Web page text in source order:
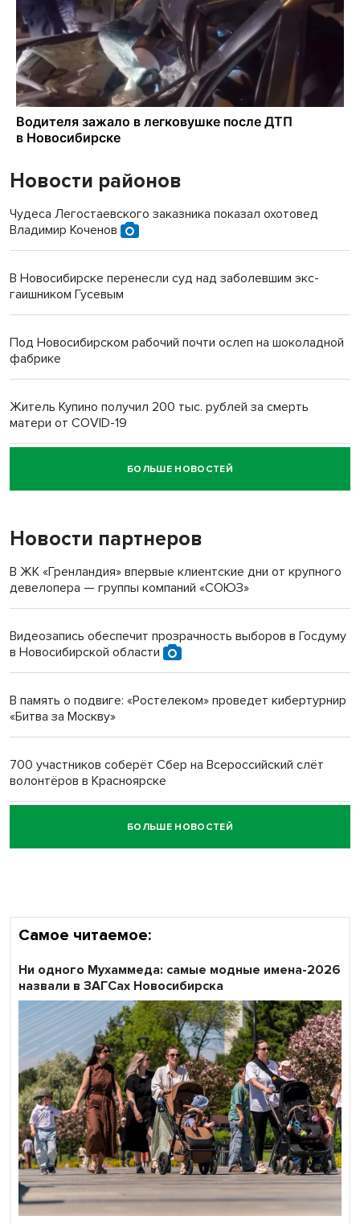
Новости районов
Чудеса Легостаевского заказника показал охотовед
Владимир Коченов
В Новосибирске перенесли суд над заболевшим экс-
гаишником Гусевым
Под Новосибирском рабочий почти ослеп на шоколадной
фабрике
Житель Купино получил 200 тыс. рублей за смерть
матери от COVID-19
Новосибирский суд наказал водителя за смерть
пенсионерки на вокзале
«Мы живём на пастбище!»: в новосибирском селе лошади
терроризируют жителей
Новосибирский преподаватель с женой вошли в топ-16
БОЛЬШЕ НОВОСТЕЙ
Новости партнеров
В ЖК «Гренландия» впервые клиентские дни от крупного
девелопера — группы компаний «СОЮЗ»
Видеозапись обеспечит прозрачность выборов в Госдуму
в Новосибирской области
В память о подвиге: «Ростелеком» проведет кибертурнир
«Битва за Москву»
700 участников соберёт Сбер на Всероссийский слёт
волонтёров в Красноярске
Честный выбор: видеонаблюдение обеспечит
объективность результатов ЕДГ в Новосибирской
БОЛЬШЕ НОВОСТЕЙ
Самое читаемое:
Ни одного Мухаммеда: самые модные имена-2026
назвали в ЗАГСах Новосибирска